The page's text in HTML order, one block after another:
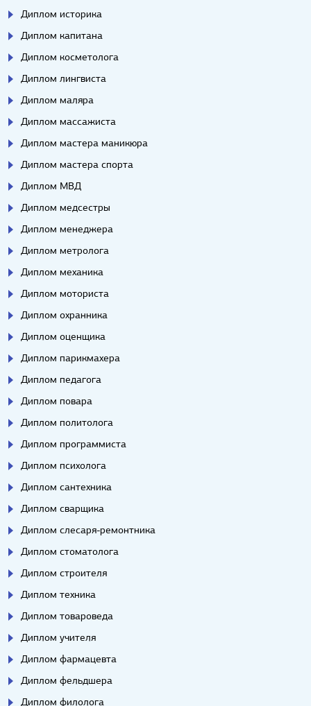
Диплом историка
Диплом капитана
Диплом косметолога
Диплом лингвиста
Диплом маляра
Диплом массажиста
Диплом мастера маникюра
Диплом мастера спорта
Диплом МВД
Диплом медсестры
Диплом менеджера
Диплом метролога
Диплом механика
Диплом моториста
Диплом охранника
Диплом оценщика
Диплом парикмахера
Диплом педагога
Диплом повара
Диплом политолога
Диплом программиста
Диплом психолога
Диплом сантехника
Диплом сварщика
Диплом слесаря-ремонтника
Диплом стоматолога
Диплом строителя
Диплом техника
Диплом товароведа
Диплом учителя
Диплом фармацевта
Диплом фельдшера
Диплом филолога